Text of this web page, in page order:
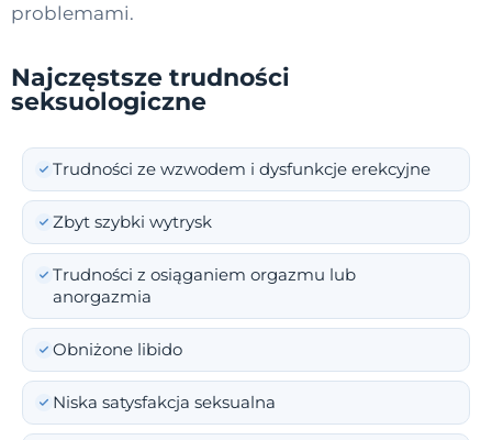
problemami.
Najczęstsze trudności
seksuologiczne
Trudności ze wzwodem i dysfunkcje erekcyjne
Zbyt szybki wytrysk
Trudności z osiąganiem orgazmu lub
anorgazmia
Obniżone libido
Niska satysfakcja seksualna